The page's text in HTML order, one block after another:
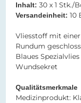
Inhalt: 30 x 1 Stk./
Versandeinheit: 10
​​​​​​​Vliesstoff mit
Rundum
Blaues
Wundsekret
Qualitätsmerkmale
Medizinprodukt: